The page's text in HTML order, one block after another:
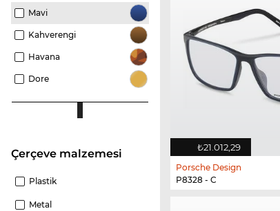
Mavi
Kahverengi
Havana
Dore
Çerçeve malzemesi
Plastik
Metal
₺21.012,29
Porsche Design
P8328 - C